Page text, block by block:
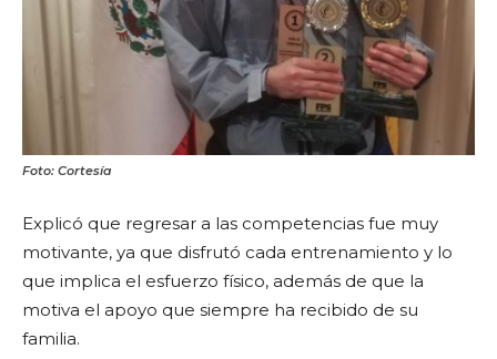
Foto: Cortesía
Explicó que regresar a las competencias fue muy
motivante, ya que disfrutó cada entrenamiento y lo
que implica el esfuerzo físico, además de que la
motiva el apoyo que siempre ha recibido de su
familia.